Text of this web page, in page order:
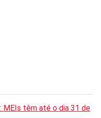
MEIs têm até o dia 31 de